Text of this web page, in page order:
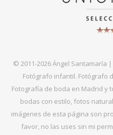
© 2011-2026 Ángel Santamaría
Fotógrafo infantil. Fotógrafo
Fotografía de boda en Madrid y
bodas con estilo, fotos
imágenes de esta página son
favor, no las uses sin mi